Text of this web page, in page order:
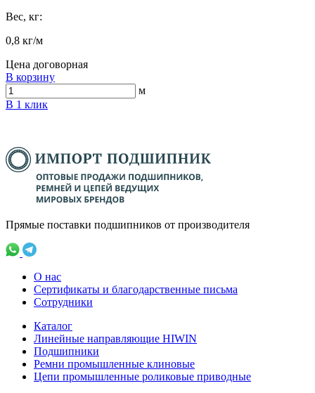
Вес, кг:
0,8 кг/м
Цена договорная
В корзину
м
В 1 клик
Прямые поставки подшипников от производителя
О нас
Сертификаты и благодарственные письма
Сотрудники
Каталог
Линейные направляющие HIWIN
Подшипники
Ремни промышленные клиновые
Цепи промышленные роликовые приводные